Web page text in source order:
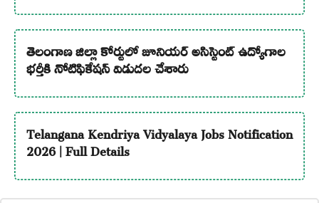
తెలంగాణ జిల్లా కోర్టులో జూనియర్ అసిస్టెంట్ ఉద్యోగాల
భర్తీకి నోటిఫికేషన్ విడుదల చేశారు
Telangana Kendriya Vidyalaya Jobs Notification
2026 | Full Details